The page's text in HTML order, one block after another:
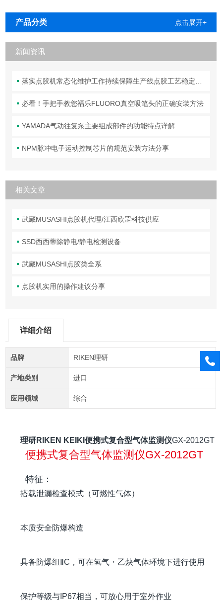
产品分类 点击展开+
新闻资讯
落实点胶机常态化维护工作持续保障生产线点胶工艺稳定合规
必看！手把手教您福乐FLUORO真空吸笔头的正确安装方法
YAMADA气动往复泵主要组成部件的功能特点详解
NPM脉冲电子运动控制芯片的规范安装方法分享
相关文章
武藏MUSASHI点胶机代理/江西欣罡科技供应
SSD西西蒂除静电/静电检测设备
武藏MUSASHI点胶类全系
点胶机实用的操作建议分享
详细介绍
品牌 RIKEN理研
产地类别 进口
应用领域 综合
理研RIKEN KEIKI便携式复合型气体监测仪GX-2012GT
便携式复合型气体监测仪GX-2012GT
特征：
搭载泄漏检查模式（可燃性气体）
本质安全防爆构造
具备防爆组ⅡC，可在氢气・乙炔气体环境下进行使用
保护等级与IP67相当，可放心用于室外作业